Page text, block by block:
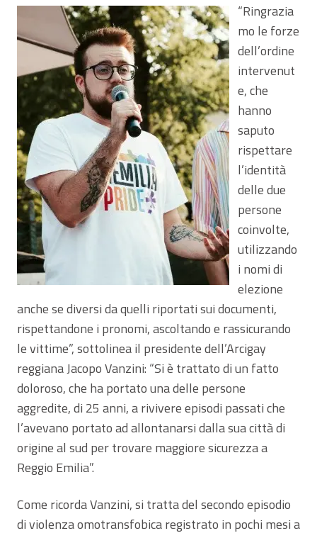
“Ringrazia
mo le forze
dell’ordine
intervenut
e, che
hanno
saputo
rispettare
l’identità
delle due
persone
coinvolte,
utilizzando
i nomi di
elezione
anche se diversi da quelli riportati sui documenti,
rispettandone i pronomi, ascoltando e rassicurando
le vittime”, sottolinea il presidente dell’Arcigay
reggiana Jacopo Vanzini: “Si è trattato di un fatto
doloroso, che ha portato una delle persone
aggredite, di 25 anni, a rivivere episodi passati che
l’avevano portato ad allontanarsi dalla sua città di
origine al sud per trovare maggiore sicurezza a
Reggio Emilia”.
Come ricorda Vanzini, si tratta del secondo episodio
di violenza omotransfobica registrato in pochi mesi a